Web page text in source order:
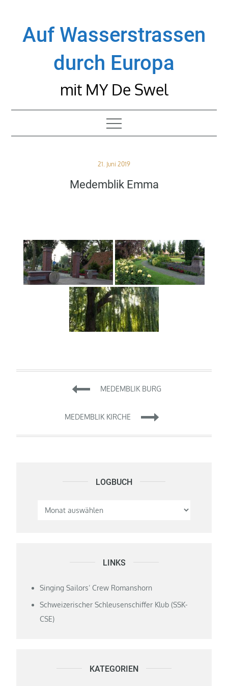
contentAuf Wasserstrassen
durch Europa
mit MY De Swel
Posted
21. Juni 2019
Medemblik Emma
Beitragsnavigation
MEDEMBLIK BURG
MEDEMBLIK KIRCHE
LOGBUCH Logbuch
LINKS
Singing Sailors‘ Crew Romanshorn
Schweizerischer Schleusenschiffer Klub (SSK-
CSE)
KATEGORIEN